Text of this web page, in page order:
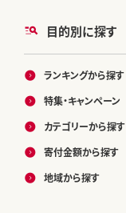
目的別に探す
ランキングから探す
特集・キャンペーン
カテゴリーから探す
寄付金額から探す
地域から探す